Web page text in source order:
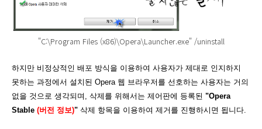
"C:\Program Files (x86)\Opera\Launcher.exe" /uninstall
하지만 비정상적인 배포 방식을 이용하여 사용자가 제대로 인지하지
못하는 과정에서 설치된 Opera 웹 브라우저를 선호하는 사용자는 거의
없을 것으로 생각되며, 삭제를 위해서는 제어판에 등록된 "Opera
Stable (버전 정보)" 삭제 항목을 이용하여 제거를 진행하시면 됩니다.